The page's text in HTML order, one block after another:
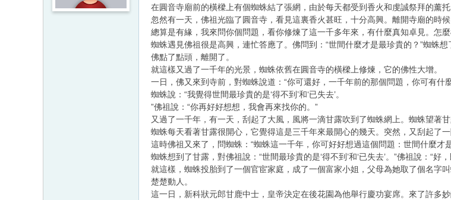
在圓音寺廟前的橫樑上有個蜘蛛結了張網，由於每天都受到香火和虔誠祭拜的薰
忽然有一天，佛祖光臨了圓音寺，看見這裏香火甚旺，十分高興。離開寺廟的時
總算是有緣，我來問你個問題，看你修煉了這一千多年來，有什麼真知卓見。怎麼
蜘蛛遇見佛祖很是高興，連忙答應了。佛問到：“世間什麼才是最珍貴的？”蜘蛛想
佛點了點頭，離開了。
就這樣又過了一千年的光景，蜘蛛依舊在圓音寺的橫樑上修煉，它的佛性大增。
一日，佛又來到寺前，對蜘蛛說道：“你可還好，一千年前的那個問題，你可有什
蜘蛛說：“我覺得世間最珍貴的是‘得不到’和‘已失去’。
”佛祖說：“你再好好想想，我會再來找你的。”
又過了一千年，有一天，刮起了大風，風將一滴甘露吹到了蜘蛛網上。蜘蛛望著
蜘蛛每天看著甘露很開心，它覺得這是三千年來最開心的幾天。突然，又刮起了
這時佛祖又來了，問蜘蛛：“蜘蛛這一千年，你可好好想過這個問題：世間什麼才
蜘蛛想到了甘露，對佛祖說：“世間最珍貴的是‘得不到’和‘已失去’。”佛祖說：“
就這樣，蜘蛛投胎到了一個官宦家庭，成了一個富家小姐，父母為她取了個名字
楚楚動人。
這一日，新科狀元郎甘鹿中士，皇帝決定在後花園為他舉行慶功宴席。來了許多